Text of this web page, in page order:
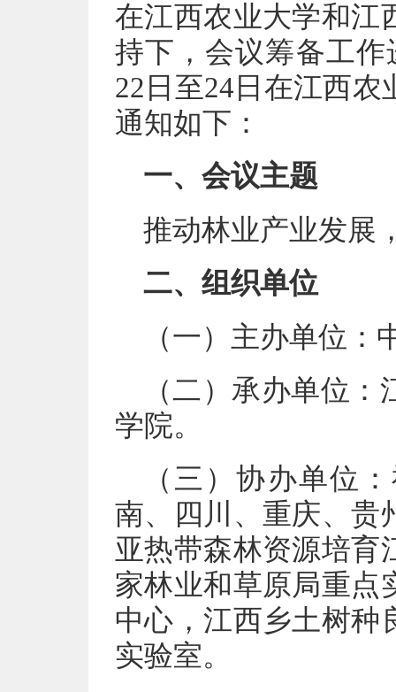
在江西农业大学和江
持下，会议筹备工作
22日至24日在江西
通知如下：
一、会议主题
推动林业产业发展
二、组织单位
（一）主办单位
（二）承办单位
学院。
（三）协办单位
南、四川、重庆、贵
亚热带森林资源培育
家林业和草原局重点
中心，江西乡土树种
实验室。